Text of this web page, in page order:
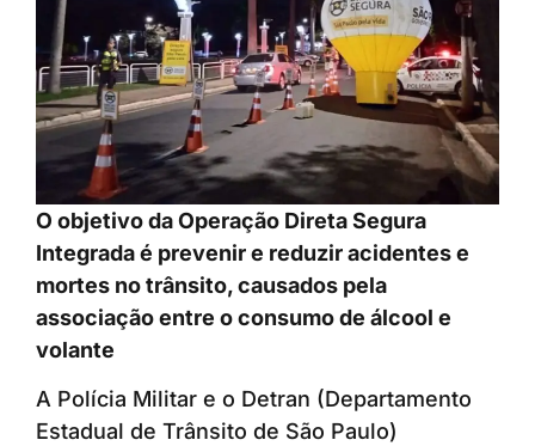
O objetivo da Operação Direta Segura
Integrada é prevenir e reduzir acidentes e
mortes no trânsito, causados pela
associação entre o consumo de álcool e
volante
A Polícia Militar e o Detran (Departamento
Estadual de Trânsito de São Paulo)